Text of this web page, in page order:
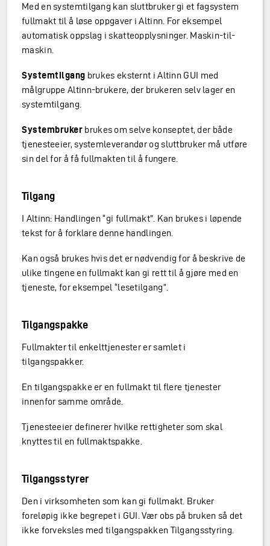
Med en systemtilgang kan sluttbruker gi et fagsystem
fullmakt til å løse oppgaver i Altinn. For eksempel
automatisk oppslag i skatteopplysninger. Maskin-til-
maskin.
Systemtilgang brukes eksternt i Altinn GUI med
målgruppe Altinn-brukere, der brukeren selv lager en
systemtilgang.
Systembruker brukes om selve konseptet, der både
tjenesteeier, systemleverandør og sluttbruker må utføre
sin del for å få fullmakten til å fungere.
Tilgang
I Altinn: Handlingen “gi fullmakt”. Kan brukes i løpende
tekst for å forklare denne handlingen.
Kan også brukes hvis det er nødvendig for å beskrive de
ulike tingene en fullmakt kan gi rett til å gjøre med en
tjeneste, for eksempel “lesetilgang”.
Tilgangspakke
Fullmakter til enkelttjenester er samlet i
tilgangspakker.
En tilgangspakke er en fullmakt til flere tjenester
innenfor samme område.
Tjenesteeier definerer hvilke rettigheter som skal
knyttes til en fullmaktspakke.
Tilgangsstyrer
Den i virksomheten som kan gi fullmakt. Bruker
foreløpig ikke begrepet i GUI. Vær obs på bruken så det
ikke forveksles med tilgangspakken Tilgangsstyring.